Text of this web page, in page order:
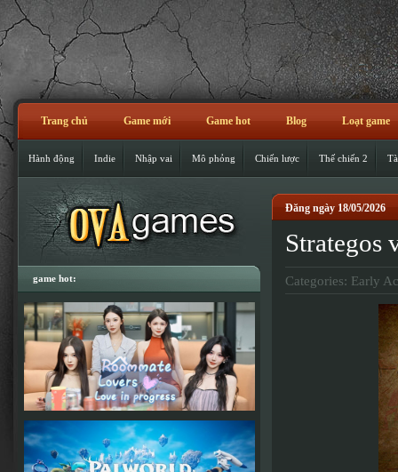
Trang chủ Game mới Game hot Blog Loạt game
Hành động Indie Nhập vai Mô phỏng Chiến lược Thế chiến 2
Đăng ngày 18/05/2026
Strategos
Categories: Early
game hot: